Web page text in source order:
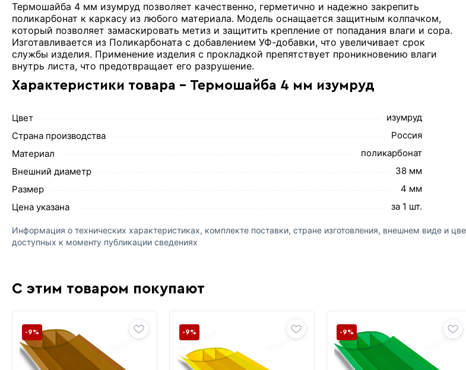
Термошайба 4 мм изумруд позволяет качественно, герметично и надежно закрепить
поликарбонат к каркасу из любого материала. Модель оснащается защитным колпачком,
который позволяет замаскировать метиз и защитить крепление от попадания влаги и сора.
Изготавливается из Поликарбоната с добавлением УФ-добавки, что увеличивает срок
службы изделия. Применение изделия с прокладкой препятствует проникновению влаги
внутрь листа, что предотвращает его разрушение.
Характеристики товара - Термошайба 4 мм изумруд
Цвет
изумруд
Страна производства
Россия
Материал
поликарбонат
Внешний диаметр
38 мм
Размер
4 мм
Цена указана
за 1 шт.
Информация о технических характеристиках, комплекте поставки, стране изготовления, внешнем виде и
доступных к моменту публикации сведениях
С этим товаром покупают
-9% -9% -9%